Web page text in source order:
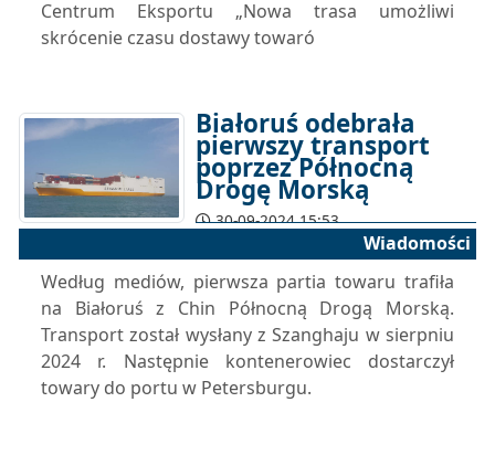
Centrum Eksportu „Nowa trasa umożliwi
skrócenie czasu dostawy towaró
Białoruś odebrała
pierwszy transport
poprzez Północną
Drogę Morską
30-09-2024 15:53
Wiadomości
Według mediów, pierwsza partia towaru trafiła
na Białoruś z Chin Północną Drogą Morską.
Transport został wysłany z Szanghaju w sierpniu
2024 r. Następnie kontenerowiec dostarczył
towary do portu w Petersburgu.